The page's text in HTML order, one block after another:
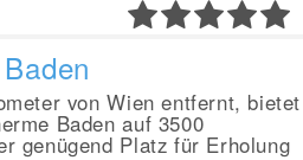
von Wien entfernt, bietet
Baden auf 3500
genügend Platz für Erholung